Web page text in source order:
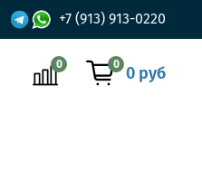
+7 (913) 913-0220
0 0 0 руб